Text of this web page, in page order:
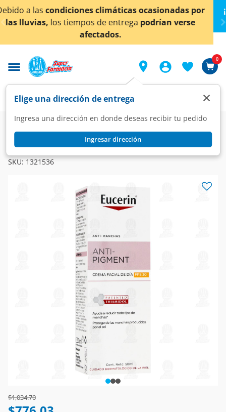
< div class="carousel-inner">
por
verse
¡Ahora también en Aguascalientes!
conocer detalles.
Elige una dirección de entrega
Ingresa una dirección en donde deseas recibir tu pedido
Ingresar dirección
×
0
Dermo Cuidado facial Anti-manchas
Eucerin Anti-Pigment Crema Facial de Día FPS 30, 50 ml.
SKU: 1321536
Price reduced from
$1,034.70to